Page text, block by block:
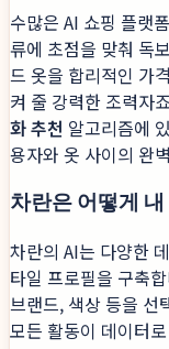
수많은 AI 쇼핑 플랫
류에 초점을 맞춰 독
드 옷을 합리적인 가
켜 줄 강력한 조력자
화 추천 알고리즘에
용자와 옷 사이의 완
차란은 어떻게
차란의 AI는 다양한
타일 프로필을 구축
브랜드, 색상 등을 선
모든 활동이 데이터